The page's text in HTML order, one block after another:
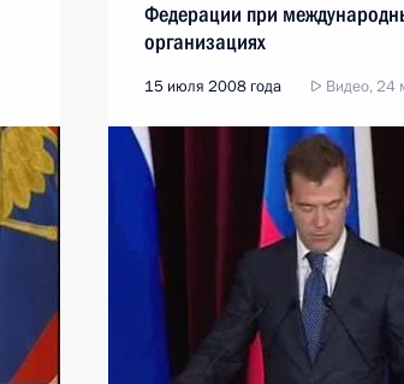
Федерации при
организациях
15 июля 2008 года Видео, 24